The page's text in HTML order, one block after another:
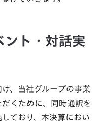
ト・対話実
、当社グループの事業
くために、同時通訳を
ており、本決算におい